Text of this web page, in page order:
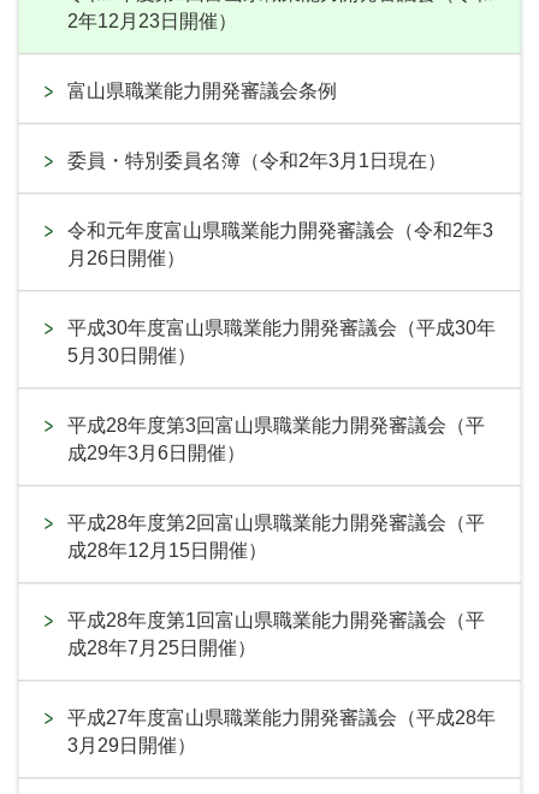
2年12月23日開催）
富山県職業能力開発審議会条例
委員・特別委員名簿（令和2年3月1日現在）
令和元年度富山県職業能力開発審議会（令和2年3
月26日開催）
平成30年度富山県職業能力開発審議会（平成30年
5月30日開催）
平成28年度第3回富山県職業能力開発審議会（平
成29年3月6日開催）
平成28年度第2回富山県職業能力開発審議会（平
成28年12月15日開催）
平成28年度第1回富山県職業能力開発審議会（平
成28年7月25日開催）
平成27年度富山県職業能力開発審議会（平成28年
3月29日開催）